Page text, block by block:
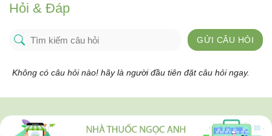
Hỏi & Đáp
GỬI CÂU HỎI
Không có câu hỏi nào! hãy là người đầu tiên đặt câu hỏi ngay.